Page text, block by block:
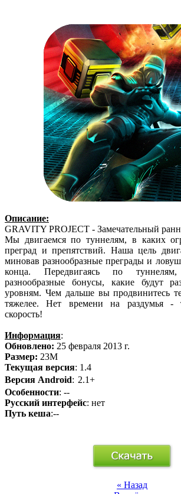
Описание:
GRAVITY PROJECT - Замечательный
Мы двигаемся по туннелям, в каких
преград и препятствий. Наша цель
миновав разнообразные преграды и
конца. Передвигаясь по
разнообразные бонусы, какие будут
уровням. Чем дальше вы продвинитесь
тяжелее. Нет времени на раздумья -
скорость!
Информация:
Обновлено: 25 февраля 2013 г.
Размер: 23M
Текущая версия: 1.4
Версия Android: 2.1+
Особенности: --
Русский интерфейс: нет
Путь кеша:--
« Назад